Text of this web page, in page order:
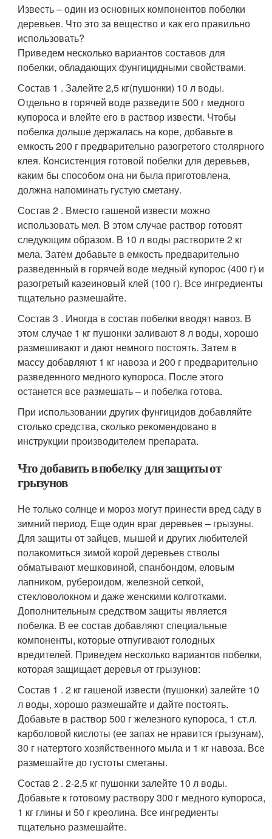
Известь – один из основных компонентов побелки
деревьев. Что это за вещество и как его правильно
использовать?
Приведем несколько вариантов составов для
побелки, обладающих фунгицидными свойствами.
Состав 1 . Залейте 2,5 кг(пушонки) 10 л воды.
Отдельно в горячей воде разведите 500 г медного
купороса и влейте его в раствор извести. Чтобы
побелка дольше держалась на коре, добавьте в
емкость 200 г предварительно разогретого столярного
клея. Консистенция готовой побелки для деревьев,
каким бы способом она ни была приготовлена,
должна напоминать густую сметану.
Состав 2 . Вместо гашеной извести можно
использовать мел. В этом случае раствор готовят
следующим образом. В 10 л воды растворите 2 кг
мела. Затем добавьте в емкость предварительно
разведенный в горячей воде медный купорос (400 г) и
разогретый казеиновый клей (100 г). Все ингредиенты
тщательно размешайте.
Состав 3 . Иногда в состав побелки вводят навоз. В
этом случае 1 кг пушонки заливают 8 л воды, хорошо
размешивают и дают немного постоять. Затем в
массу добавляют 1 кг навоза и 200 г предварительно
разведенного медного купороса. После этого
останется все размешать – и побелка готова.
При использовании других фунгицидов добавляйте
столько средства, сколько рекомендовано в
инструкции производителем препарата.
Что добавить в побелку для защиты от
грызунов
Не только солнце и мороз могут принести вред саду в
зимний период. Еще один враг деревьев – грызуны.
Для защиты от зайцев, мышей и других любителей
полакомиться зимой корой деревьев стволы
обматывают мешковиной, спанбондом, еловым
лапником, рубероидом, железной сеткой,
стекловолокном и даже женскими колготками.
Дополнительным средством защиты является
побелка. В ее состав добавляют специальные
компоненты, которые отпугивают голодных
вредителей. Приведем несколько вариантов побелки,
которая защищает деревья от грызунов:
Состав 1 . 2 кг гашеной извести (пушонки) залейте 10
л воды, хорошо размешайте и дайте постоять.
Добавьте в раствор 500 г железного купороса, 1 ст.л.
карболовой кислоты (ее запах не нравится грызунам),
30 г натертого хозяйственного мыла и 1 кг навоза. Все
размешайте до густоты сметаны.
Состав 2 . 2-2,5 кг пушонки залейте 10 л воды.
Добавьте к готовому раствору 300 г медного купороса,
1 кг глины и 50 г креолина. Все ингредиенты
тщательно размешайте.